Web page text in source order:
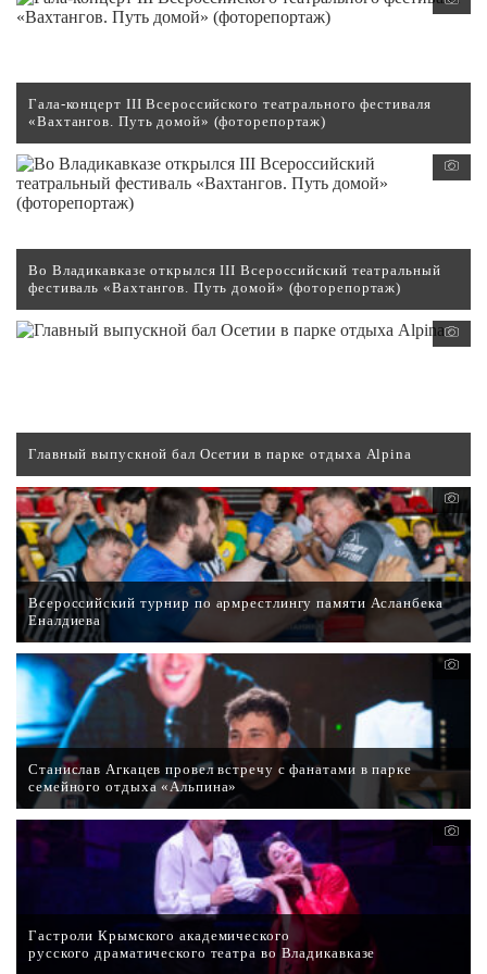
Гала-концерт III Всероссийского театрального фестиваля
«Вахтангов. Путь домой» (фоторепортаж)
Во Владикавказе открылся III Всероссийский театральный
фестиваль «Вахтангов. Путь домой» (фоторепортаж)
Главный выпускной бал Осетии в парке отдыха Alpina
Всероссийский турнир по армрестлингу памяти Асланбека
Еналдиева
Станислав Агкацев провел встречу с фанатами в парке
семейного отдыха «Альпина»
Гастроли Крымского академического
русского драматического театра во Владикавказе